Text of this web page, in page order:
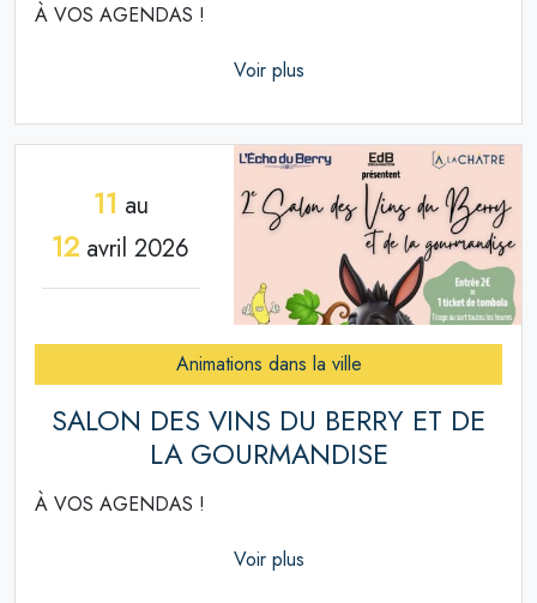
À VOS AGENDAS !
Voir plus
11 au
12 avril 2026
Animations dans la ville
SALON DES VINS DU BERRY ET DE
LA GOURMANDISE
À VOS AGENDAS !
Voir plus